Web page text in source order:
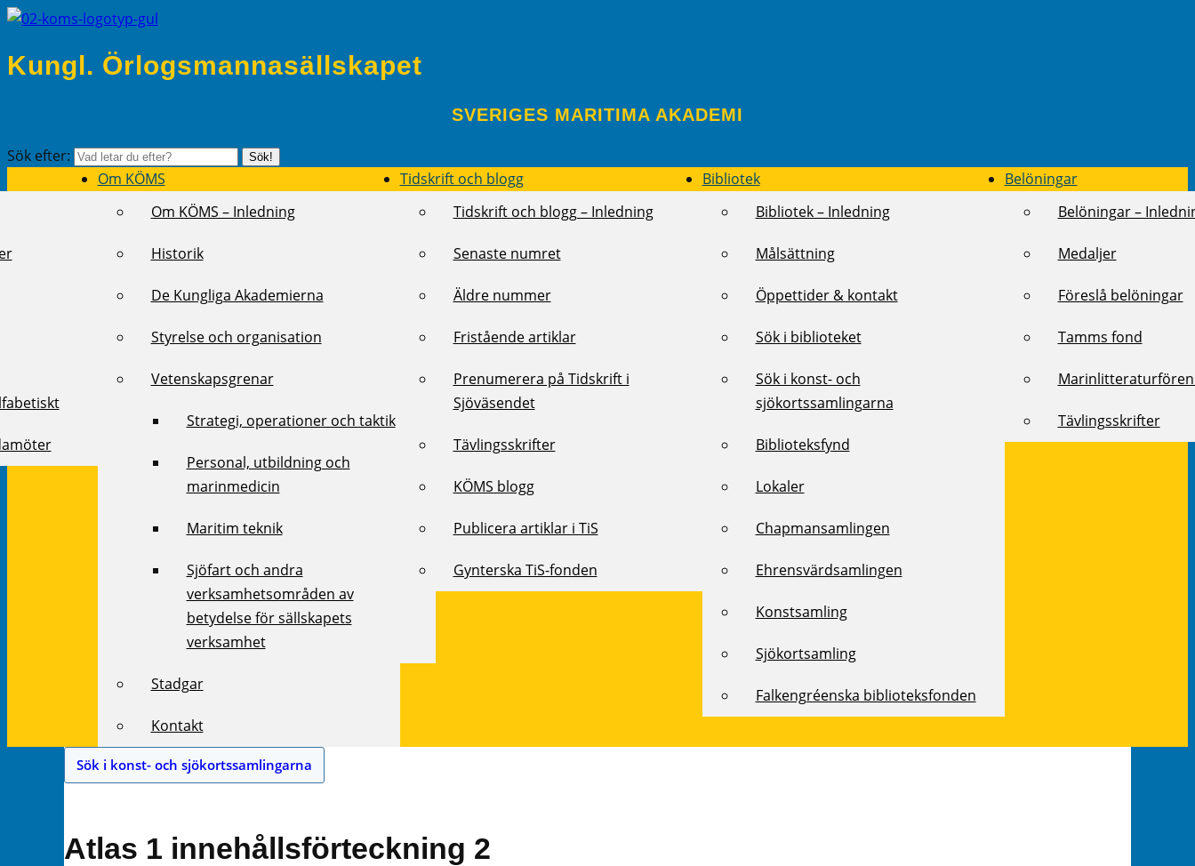
Kungl. Örlogsmannasällskapet
SVERIGES MARITIMA AKADEMI
Sök efter: Sök!
Om KÖMS
Om KÖMS – Inledning
Historik
De Kungliga Akademierna
Styrelse och organisation
Vetenskapsgrenar
Strategi, operationer och taktik
Personal, utbildning och
marinmedicin
Maritim teknik
Sjöfart och andra
verksamhetsområden av
betydelse för sällskapets
verksamhet
Stadgar
Kontakt
Tidskrift och blogg
Tidskrift och blogg – Inledning
Senaste numret
Äldre nummer
Fristående artiklar
Prenumerera på Tidskrift i
Sjöväsendet
Tävlingsskrifter
KÖMS blogg
Publicera artiklar i TiS
Gynterska TiS-fonden
Bibliotek
Bibliotek – Inledning
Målsättning
Öppettider & kontakt
Sök i biblioteket
Sök i konst- och
sjökortssamlingarna
Biblioteksfynd
Lokaler
Chapmansamlingen
Ehrensvärdsamlingen
Konstsamling
Sjökortsamling
Falkengréenska biblioteksfonden
Belöningar
Belöningar –
Medaljer
Föreslå belöningar
Tamms fond
Tävlingsskrifter
Sök i konst- och sjökortssamlingarna
Atlas 1 innehållsförteckning 2